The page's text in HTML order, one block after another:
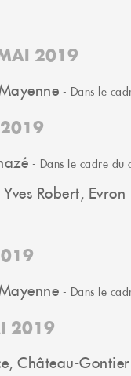
2019
- Dans le
- Dans le cadre du
Robert, Evron
- Dans le
2019
Château-Gontier